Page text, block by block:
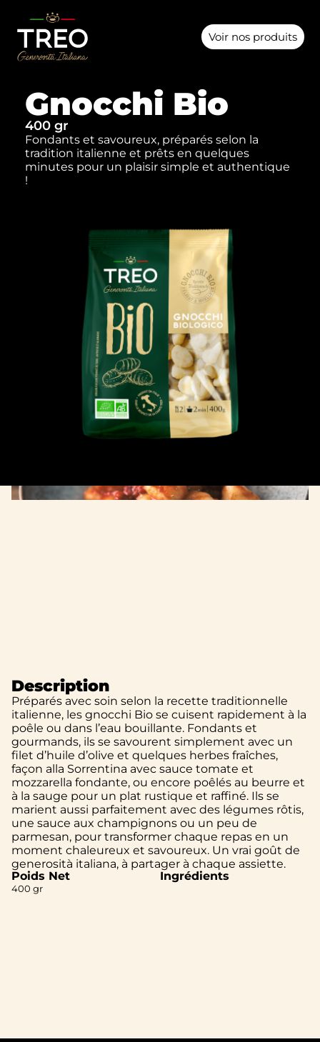
Voir nos produits
Gnocchi Bio
400 gr
Fondants et savoureux, préparés selon la
tradition italienne et prêts en quelques
minutes pour un plaisir simple et authentique
!
Description
Préparés avec soin selon la recette traditionnelle
italienne, les gnocchi Bio se cuisent rapidement à la
poêle ou dans l’eau bouillante. Fondants et
gourmands, ils se savourent simplement avec un
filet d’huile d’olive et quelques herbes fraîches,
façon alla Sorrentina avec sauce tomate et
mozzarella fondante, ou encore poêlés au beurre et
à la sauge pour un plat rustique et raffiné. Ils se
marient aussi parfaitement avec des légumes rôtis,
une sauce aux champignons ou un peu de
parmesan, pour transformer chaque repas en un
moment chaleureux et savoureux. Un vrai goût de
generosità italiana, à partager à chaque assiette.
Poids Net
400 gr
Ingrédients